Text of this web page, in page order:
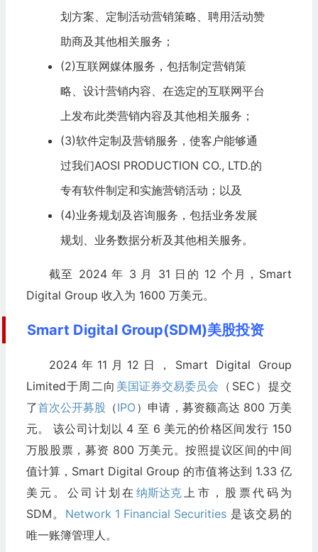
划方案、定制活动营销策略、聘用活动赞
助商及其他相关服务；
(2)互联网媒体服务，包括制定营销策
略、设计营销内容、在选定的互联网平台
上发布此类营销内容及其他相关服务；
(3)软件定制及营销服务，使客户能够通
过我们AOSI PRODUCTION CO., LTD.的
专有软件制定和实施营销活动；以及
(4)业务规划及咨询服务，包括业务发展
规划、业务数据分析及其他相关服务。
截至 2024 年 3 月 31 日的 12 个月，Smart
Digital Group 收入为 1600 万美元。
Smart Digital Group(SDM)美股投资
2024年11月12日，Smart Digital Group
Limited于周二向 美国证券交易委员会 （SEC）提交
了首次公开募股 （IPO）申请，募资额高达 800 万美
元。 该公司计划以 4 至 6 美元的价格区间发行 150
万股股票，募资 800 万美元。按照提议区间的中间
值计算，Smart Digital Group 的市值将达到 1.33 亿
美元。公司计划在 纳斯达克上市，股票代码为
SDM。 Network 1 Financial Securities是该交易的
唯一账簿管理人。